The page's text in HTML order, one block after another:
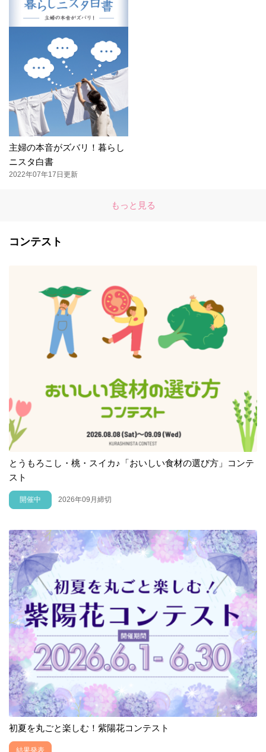
主婦の本音がズバリ！暮らし
ニスタ白書
2022年07年17日更新
もっと見る
コンテスト
とうもろこし・桃・スイカ♪「おいしい食材の選び方」コンテ
スト
開催中 2026年09月締切
初夏を丸ごと楽しむ！紫陽花コンテスト
結果発表